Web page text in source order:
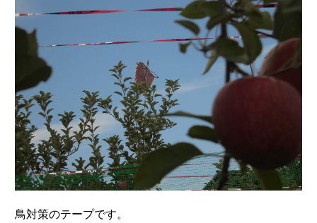
鳥対策のテープです。